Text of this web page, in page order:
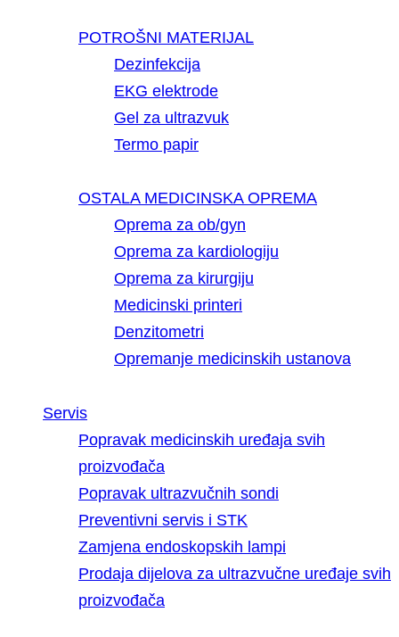
POTROŠNI MATERIJAL
Dezinfekcija
EKG elektrode
Gel za ultrazvuk
Termo papir
OSTALA MEDICINSKA OPREMA
Oprema za ob/gyn
Oprema za kardiologiju
Oprema za kirurgiju
Medicinski printeri
Denzitometri
Opremanje medicinskih ustanova
Servis
Popravak medicinskih uređaja svih
proizvođača
Popravak ultrazvučnih sondi
Preventivni servis i STK
Zamjena endoskopskih lampi
Prodaja dijelova za ultrazvučne uređaje svih
proizvođača